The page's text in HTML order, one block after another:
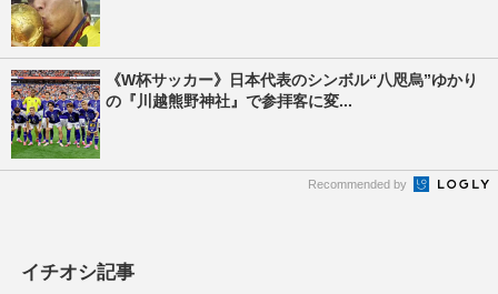
《W杯サッカー》日本代表のシンボル“八咫烏”ゆかり
の『川越熊野神社』で参拝客に変...
Recommended by
イチオシ記事